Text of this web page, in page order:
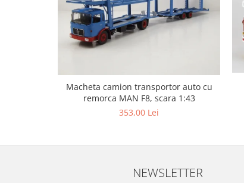
Macheta camion transportor auto cu
remorca MAN F8, scara 1:43
353,00 Lei
NEWSLETTER